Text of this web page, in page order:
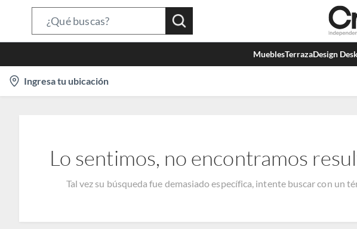
Bar
MueblesTerrazaDesign
location-
icon
Ingresa tu ubicación
Lo sentimos, no encontramos
Tal vez su búsqueda fue demasiado específica, intente buscar con un